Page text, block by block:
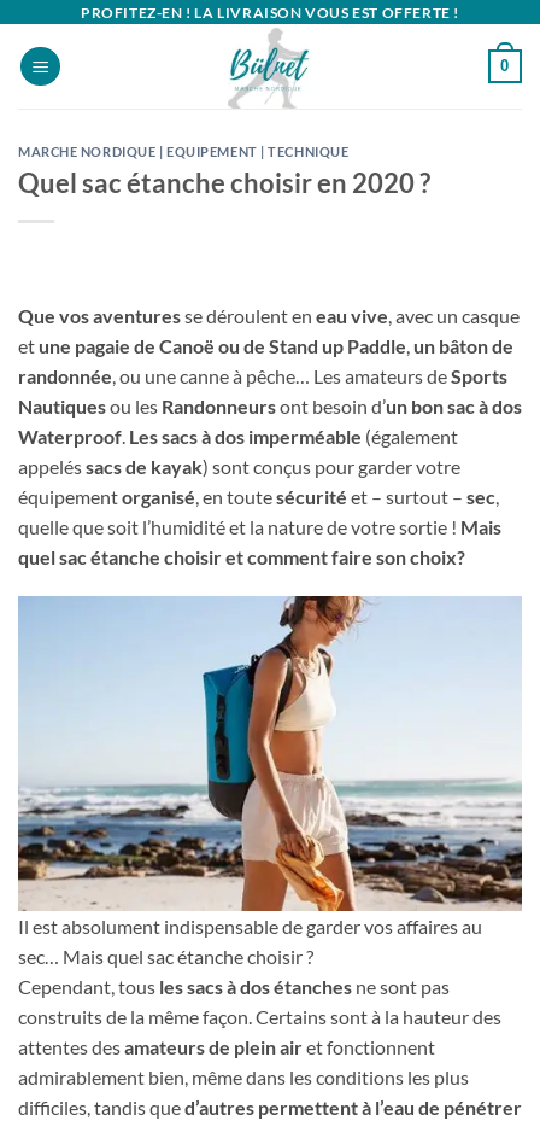
contenu
PROFITEZ-EN ! LA LIVRAISON VOUS EST OFFERTE !
0
MARCHE NORDIQUE | EQUIPEMENT | TECHNIQUE
Quel sac étanche choisir en 2020 ?
Que vos aventuresse déroulent en eau vive , avec un casque
et une pagaie de Canoë ou de Stand up Paddle un bâton de
randonnée , ou une canne à pêche… Les amateurs deSports
Nautiquesou les Randonneursont besoin d’un bon sac à dos
Waterproof Les sacs à dos imperméable (également
appeléssacs de kayak) sont conçus pour garder votre
équipementorganisé , en toutesécurité et – surtout – sec
quelle que soit l’humidité et la nature de votre sortie ! Mais
quel sac étanche choisir et comment faire son choix?
Il est absolument indispensable de garder vos affaires au
sec… Mais quel sac étanche choisir ?
Cependant, tous les sacs à dos étanches ne sont pas
construits de la même façon. Certains sont à la hauteur des
attentes desamateurs de plein airet fonctionnent
admirablement bien, même dans les conditions les plus
difficiles, tandis qued’autres permettent à l’eau de pénétrer